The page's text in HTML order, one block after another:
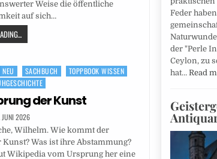
Weise die öffentliche
auf sich…
NEU SACHBUCH
TOPPBOOK WISSEN
der Kunst
JUNI 2026
Wilhelm. Wie kommt der
Kunst? Was ist ihre Abstammung?
Wikipedia vom Ursprung her eine
Feder
der "Perle
Ceylon, zu
hat… Read